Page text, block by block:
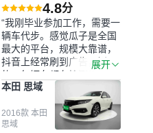
4.8分
“我刚毕业参加工作，需要一
辆车代步。感觉瓜子是全国
最大的平台，规模大靠谱，
抖音上经常刷到广告，挺火
的。每辆车都有检测报告，
这个让我很放心。去外面买
车全凭卖家一张嘴，不敢
买。我买了本田思域，白
色，过户次数少，公里数符
展开
本田 思域
2016款 本田
思域